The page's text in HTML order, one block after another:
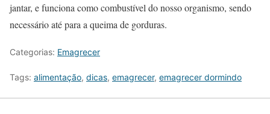
jantar, e funciona como combustível do nosso organismo, sendo
necessário até para a queima de gorduras.
Categorias: Emagrecer
Tags: alimentação, dicas, emagrecer, emagrecer dormindo